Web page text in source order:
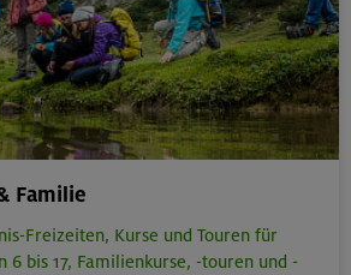
Familie
Freizeiten, Kurse und Touren für
6 bis 17, Familienkurse, -touren und -